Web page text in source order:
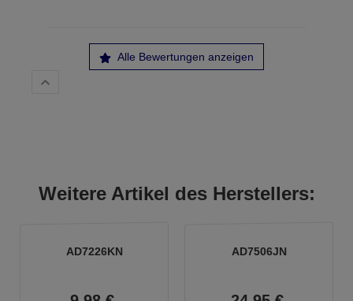
Alle Bewertungen anzeigen
Weitere Artikel des Herstellers:
AD7226KN AD7506JN